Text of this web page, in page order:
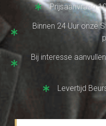
Prijsaanvraag
Binnen 24 Uur onze
Bij interesse
Levertijd